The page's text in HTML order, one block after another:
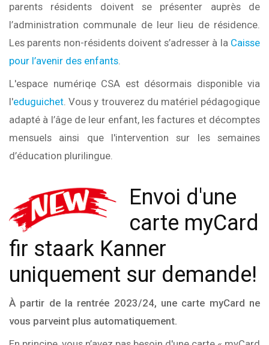
parents résidents doivent se présenter auprès de
l’administration communale de leur lieu de résidence.
Les parents non-résidents doivent s’adresser à la Caisse
pour l’avenir des enfants.
L'espace numériqe CSA est désormais disponible via
l'eduguichet. Vous y trouverez du matériel pédagogique
adapté à l’âge de leur enfant, les factures et décomptes
mensuels ainsi que l'intervention sur les semaines
d’éducation plurilingue.
Envoi d'une
carte myCard
fir staark Kanner
uniquement sur demande!
À partir de la rentrée 2023/24, une carte myCard ne
vous parveint plus automatiquement.